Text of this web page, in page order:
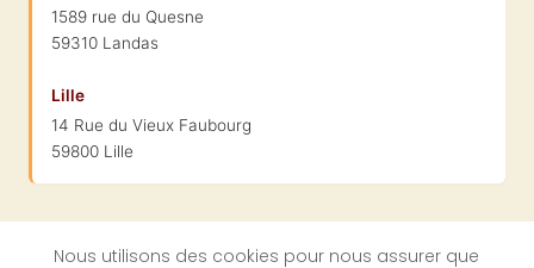
Nous utilisons des cookies pour nous assurer que
1589 rue du Quesne
59310 Landas
Lille
14 Rue du Vieux Faubourg
59800 Lille